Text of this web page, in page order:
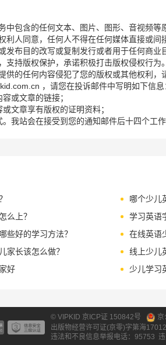
中包含的任何文本、图片、图形、音视频等
利人同意，任何人不得在任何媒体直接或间
发布目的改写或复制发行或者用于任何商业
支持版权保护，承诺积极打击版权侵权行为。
供的任何内容侵犯了您的版权或其他权利，
，请您在投诉邮件中写明如下信息
或文章的链接；
或文章享有版权的证明资料；
。我站会在接受到您的通知邮件后十四个工
哪个少儿
么上？
学习英语
些好的学习方法？
在线英语
家长该怎么做？
线上少儿
好
少儿学习
© VIPKID 京ICP证 150842号
出版物经营许可证(京零)字第海
违法和不良信息举报电话：95753